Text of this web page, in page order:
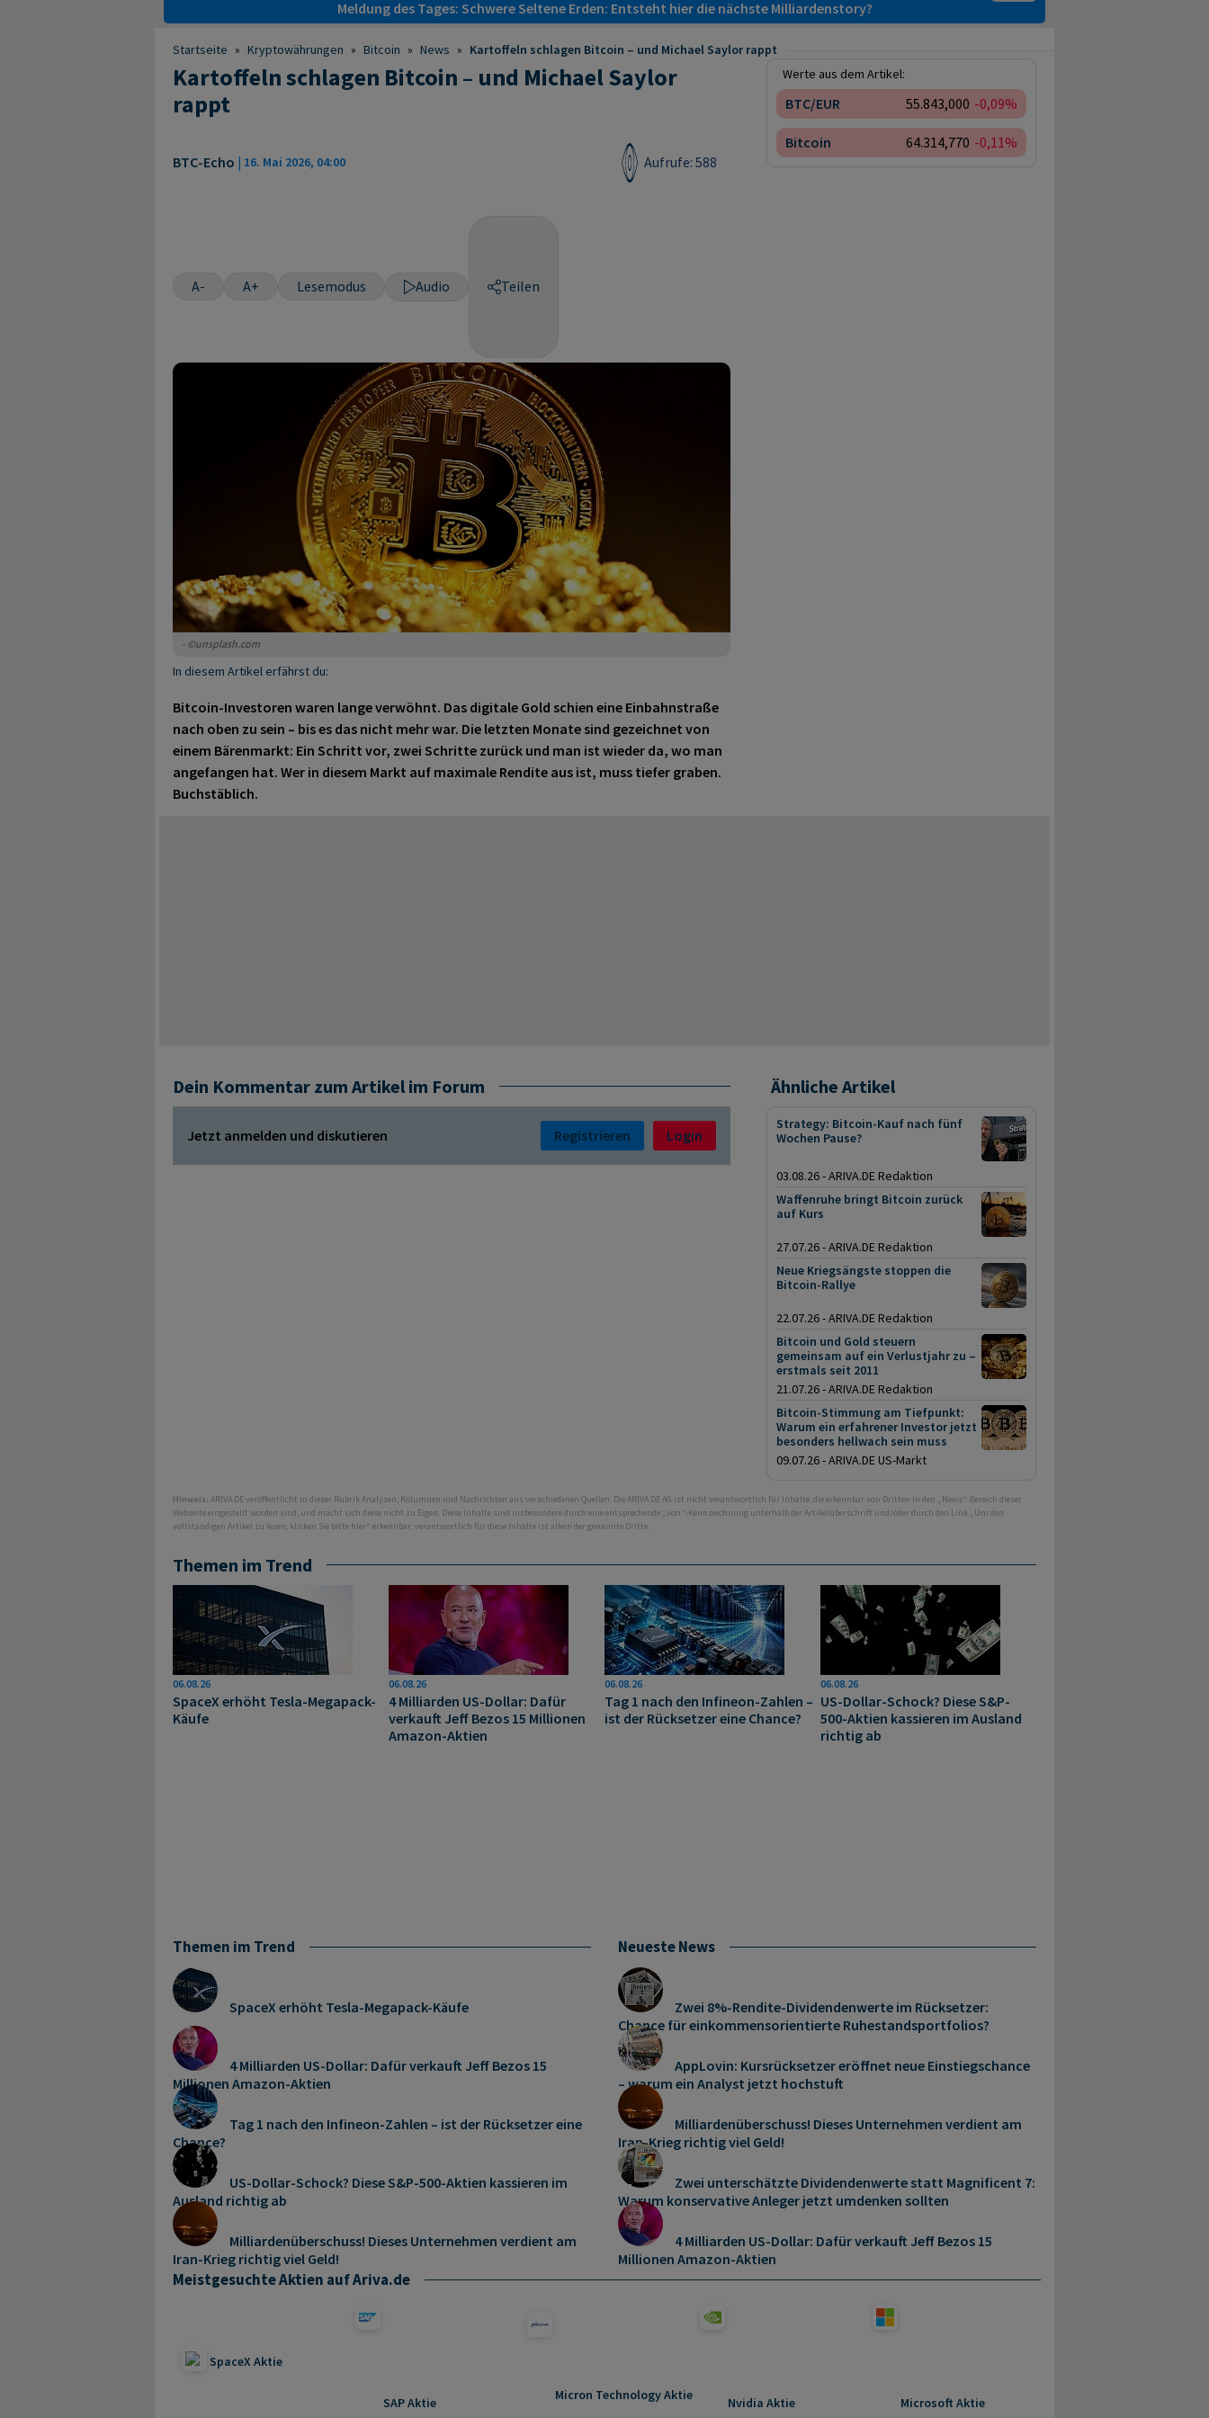
Meldung des Tages: Schwere Seltene Erden: Entsteht hier die nächste Milliardenstory?
Startseite » Kryptowährungen » Bitcoin » News » Kartoffeln schlagen Bitcoin – und Michael Saylor rappt
Kartoffeln schlagen Bitcoin – und Michael Saylor
rappt
BTC-Echo | 16. Mai 2026, 04:00 Aufrufe: 588
A- A+ Lesemodus Audio Teilen
- ©unsplash.com
In diesem Artikel erfährst du:
Bitcoin-Investoren waren lange verwöhnt. Das digitale Gold schien eine Einbahnstraße
nach oben zu sein – bis es das nicht mehr war. Die letzten Monate sind gezeichnet von
einem Bärenmarkt: Ein Schritt vor, zwei Schritte zurück und man ist wieder da, wo man
angefangen hat. Wer in diesem Markt auf maximale Rendite aus ist, muss tiefer graben.
Buchstäblich.
Werte aus dem Artikel:
BTC/EUR 55.843,000 -0,09%
Bitcoin 64.314,770 -0,11%
Dein Kommentar zum Artikel im Forum
Jetzt anmelden und diskutieren Registrieren Login
Ähnliche Artikel
Strategy: Bitcoin-Kauf nach fünf
Wochen Pause?
03.08.26 - ARIVA.DE Redaktion
Waffenruhe bringt Bitcoin zurück
auf Kurs
27.07.26 - ARIVA.DE Redaktion
Neue Kriegsängste stoppen die
Bitcoin-Rallye
22.07.26 - ARIVA.DE Redaktion
Bitcoin und Gold steuern
gemeinsam auf ein Verlustjahr zu –
erstmals seit 2011
21.07.26 - ARIVA.DE Redaktion
Bitcoin-Stimmung am Tiefpunkt:
Warum ein erfahrener Investor jetzt
besonders hellwach sein muss
09.07.26 - ARIVA.DE US-Markt
Hinweis: ARIVA.DE veröffentlicht in dieser Rubrik Analysen, Kolumnen und Nachrichten aus verschiedenen Quellen. Die ARIVA.DE AG ist nicht verantwortlich für Inhalte, die erkennbar von Dritten in den „News“-Bereich dieser
Webseite eingestellt worden sind, und macht sich diese nicht zu Eigen. Diese Inhalte sind insbesondere durch eine entsprechende „von“-Kennzeichnung unterhalb der Artikelüberschrift und/oder durch den Link „Um den
vollständigen Artikel zu lesen, klicken Sie bitte hier.“ erkennbar; verantwortlich für diese Inhalte ist allein der genannte Dritte.
Themen im Trend
06.08.26
SpaceX erhöht Tesla-Megapack-
Käufe
06.08.26
4 Milliarden US-Dollar: Dafür
verkauft Jeff Bezos 15 Millionen
Amazon-Aktien
06.08.26
Tag 1 nach den Infineon-Zahlen –
ist der Rücksetzer eine Chance?
06.08.26
US-Dollar-Schock? Diese S&P-
500-Aktien kassieren im Ausland
richtig ab
Themen im Trend
SpaceX erhöht Tesla-Megapack-Käufe
4 Milliarden US-Dollar: Dafür verkauft Jeff Bezos 15
Millionen Amazon-Aktien
Tag 1 nach den Infineon-Zahlen – ist der Rücksetzer eine
Chance?
US-Dollar-Schock? Diese S&P-500-Aktien kassieren im
Ausland richtig ab
Milliardenüberschuss! Dieses Unternehmen verdient am
Iran-Krieg richtig viel Geld!
Neueste News
Zwei 8%-Rendite-Dividendenwerte im Rücksetzer:
Chance für einkommensorientierte Ruhestandsportfolios?
AppLovin: Kursrücksetzer eröffnet neue Einstiegschance
– warum ein Analyst jetzt hochstuft
Milliardenüberschuss! Dieses Unternehmen verdient am
Iran-Krieg richtig viel Geld!
Zwei unterschätzte Dividendenwerte statt Magnificent 7:
Warum konservative Anleger jetzt umdenken sollten
4 Milliarden US-Dollar: Dafür verkauft Jeff Bezos 15
Millionen Amazon-Aktien
Meistgesuchte Aktien auf Ariva.de
SpaceX Aktie
SAP Aktie Micron Technology Aktie Nvidia Aktie Microsoft Aktie